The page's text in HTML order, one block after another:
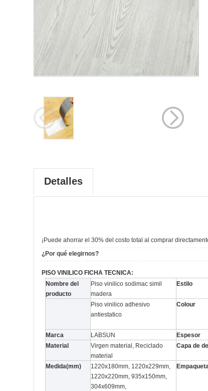
Detalles
¡Puede ahorrar el 30% del costo total al comprar
¿Por qué elegirnos?
PISO VINILICO FICHA TECNICA:
Nombre del
producto
Piso vinilico sodimac simil
madera
Estilo
Piso vinilico adhesivo
antiestatico
Colour
Marca
LABSUN Espesor
Material
Virgen material, Reciclado
material
Capa de
Medida(mm)
1220x180mm, 1220x229mm,
1220x220mm, 935x150mm,
304x609mm,